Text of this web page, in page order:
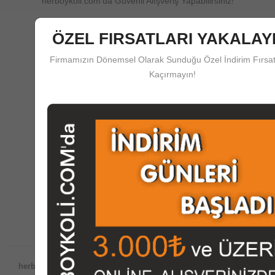
herboykoli.com'da Güvenli Ödeme Koruma Sistemi
Destek Merkezi
Satış Öncesi ve Sonrası Çağrı Merkezi Desteği
herboykoli.com Güvencesiyle;
Dünyada internet ortamında satış
ÖZEL FIRSATLARI
Firmamızın Dönemsel Olarak Sunduğu Özel İndirim
Kaçırmayın!